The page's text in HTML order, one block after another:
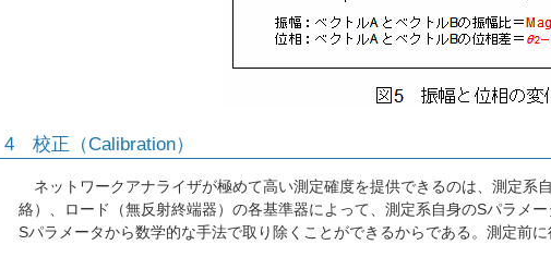
4 校正（Calibration）
ネットワークアナライザが極めて高い測定確度を提供できるのは、測定系
絡）、ロード（無反射終端器）の各基準器によって、測定系自身のSパラメ
Sパラメータから数学的な手法で取り除くことができるからである。測定前に